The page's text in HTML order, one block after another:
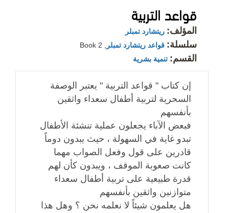
قواعد التربية
المؤلف: ريتشارد تمبلر
سلسلة: قواعد ريتشارد تمبلر , Book 2
القسم: تنمية بشرية
إن كتاب " قواعد التربية " يعتبر الوصفة
السحرية لتربية أطفال سعداء واثقين
بأنفسهم
فبعض الآباء يجعلون عملية تنشئة الأطفال
تبدو غاية في السهولة ، حيث يبدون دوماً
قادرين على قول وفعل الصواب مهما
كانت صعوبة الموقف ، ويبدون كأن لهم
قدرة طبيعية على تربية أطفال سعداء
متوازنين واثقين بأنفسهم
هل يعلمون شيئاً لا نعلمه نحن ؟ وهل هذا